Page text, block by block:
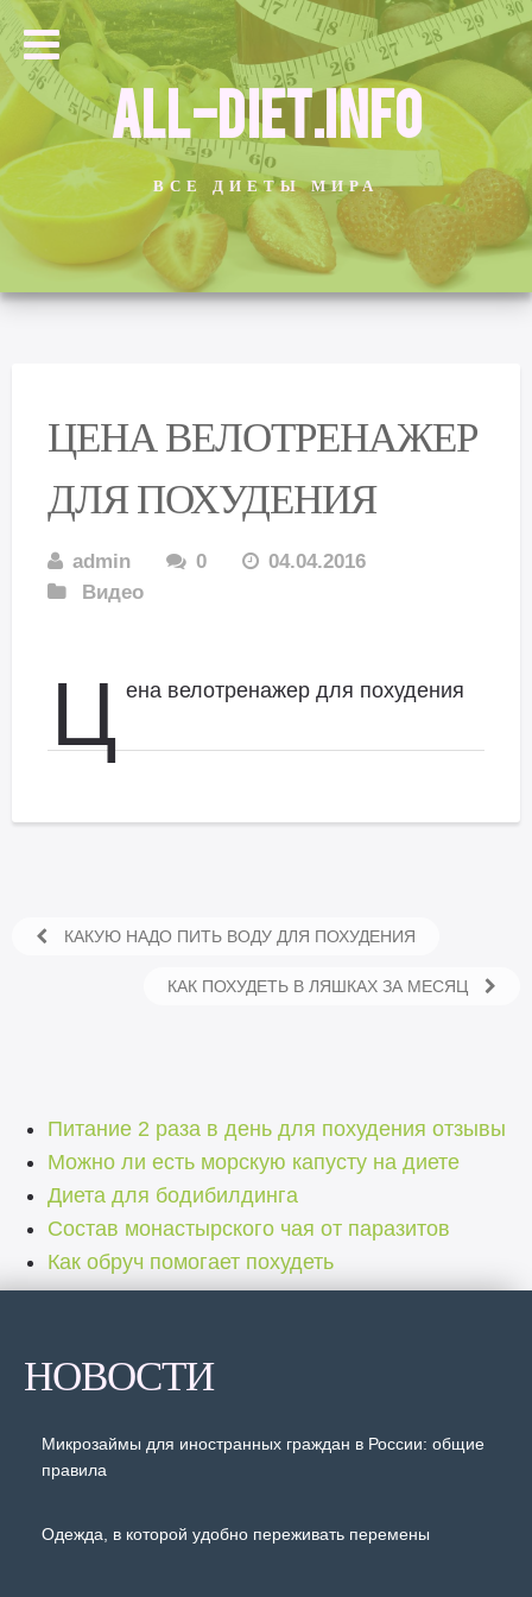
ALL-DIET.INFO
ВСЕ ДИЕТЫ МИРА
ЦЕНА ВЕЛОТРЕНАЖЕР
ДЛЯ ПОХУДЕНИЯ
admin 0
04.04.2016
Видео
Ц ена велотренажер для похудения
КАКУЮ НАДО ПИТЬ ВОДУ ДЛЯ ПОХУДЕНИЯ
КАК ПОХУДЕТЬ В ЛЯШКАХ ЗА МЕСЯЦ
Питание 2 раза в день для похудения отзывы
Можно ли есть морскую капусту на диете
Диета для бодибилдинга
Состав монастырского чая от паразитов
Как обруч помогает похудеть
НОВОСТИ
Микрозаймы для иностранных граждан в России: общие
правила
Одежда, в которой удобно переживать перемены